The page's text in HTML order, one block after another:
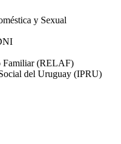
y Sexual
Familiar (RELAF)
del Uruguay (IPRU)